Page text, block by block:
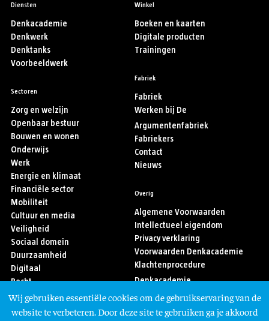
Diensten
Denkacademie
Denkwerk
Denktanks
Voorbeeldwerk
Sectoren
Zorg en welzijn
Openbaar bestuur
Bouwen en wonen
Onderwijs
Werk
Energie en klimaat
Financiële sector
Mobiliteit
Cultuur en media
Veiligheid
Sociaal domein
Duurzaamheid
Digitaal
Recht
Sport
Asiel en migratie
Winkel
Boeken en kaarten
Digitale producten
Trainingen
Fabriek
Fabriek
Werken bij De
Argumentenfabriek
Fabriekers
Contact
Nieuws
Overig
Algemene Voorwaarden
Intellectueel eigendom
Privacy verklaring
Voorwaarden Denkacademie
Klachtenprocedure
Denkacademie
Volg ons
Wij gebruiken essentiële cookies om de gebruikservaring van de
website te verbeteren. Door deze site te gebruiken ga je akkoord